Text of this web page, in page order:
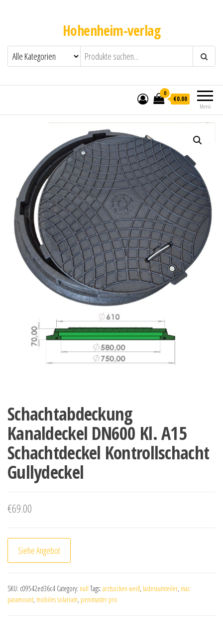
Hohenheim-verlag
Menü
0
€0.00
Schachtabdeckung
Kanaldeckel DN600 Kl. A15
Schachtdeckel Kontrollschacht
Gullydeckel
€69.00
Siehe Angebot
SKU: c09542ed36c4 Category: null Tags: arztsocken weiß, laderaumteiler, mac
paramount, mobiles solarium, penimaster pro